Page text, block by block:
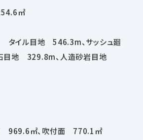
㎡
タイル目地 546.3m、サッシュ廻
目地 329.8m、人造砂岩目地
969.6㎡、吹付面 770.1㎡